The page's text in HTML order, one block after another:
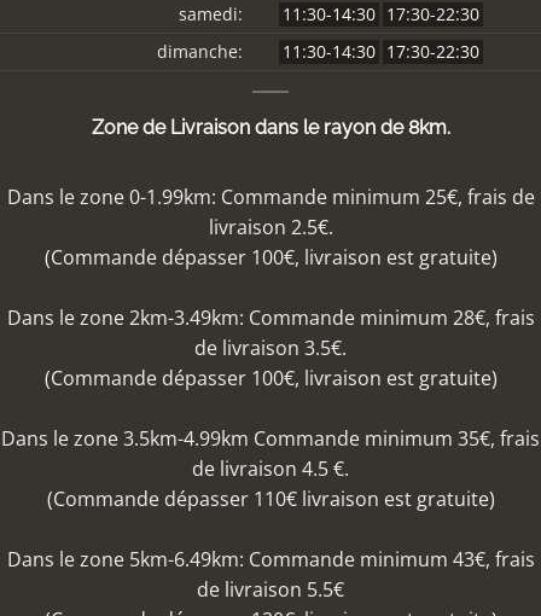
samedi:
11:30-14:30 17:30-22:30
dimanche:
11:30-14:30 17:30-22:30
Zone de Livraison dans le rayon de 8km.
Dans le zone 0-1.99km: Commande minimum 25€, frais de
livraison 2.5€.
(Commande dépasser 100€, livraison est gratuite)
Dans le zone 2km-3.49km: Commande minimum 28€, frais
de livraison 3.5€.
(Commande dépasser 100€, livraison est gratuite)
Dans le zone 3.5km-4.99km Commande minimum 35€, frais
de livraison 4.5 €.
(Commande dépasser 110€ livraison est gratuite)
Dans le zone 5km-6.49km: Commande minimum 43€, frais
de livraison 5.5€